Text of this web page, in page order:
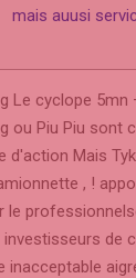
mais auusi
Le cyclope 5mn
ou Piu Piu sont
d'action Mais
, !
le
investisseurs de
inacceptable